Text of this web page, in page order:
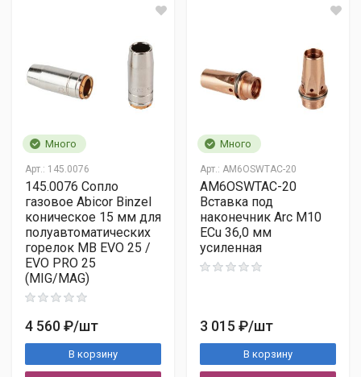
Сроки:2–14 дней по РФ
по договоренности
Отгрузка:
через 1–2 дня после оплаты
только по безналичному расчёту
В любом банке
Через онлайн-банк
Много
Арт.: 145.0076
145.0076 Сопло
газовое Abicor Binzel
коническое 15 мм для
полуавтоматических
горелок MB EVO 25 /
EVO PRO 25
(MIG/MAG)
4 560 ₽/шт
В корзину
Много
Арт.: AM6OSWTAC-20
AM6OSWTAC-20
Вставка под
наконечник Arc М10
ECu 36,0 мм
усиленная
3 015 ₽/шт
В корзину